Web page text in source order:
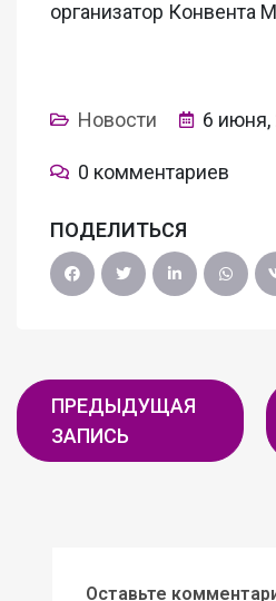
организатор Конвента
Новости 6 июня,
0 комментариев
ПОДЕЛИТЬСЯ
ПРЕДЫДУЩАЯ
ЗАПИСЬ
Оставьте